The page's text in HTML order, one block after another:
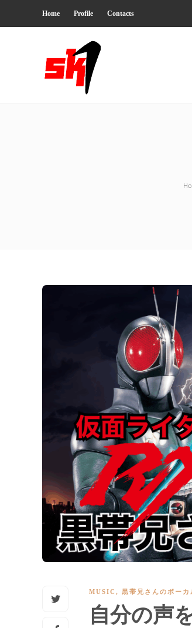
Home Profile Contacts
MUSIC , 黒帯兄さんのボーカ
自分の声